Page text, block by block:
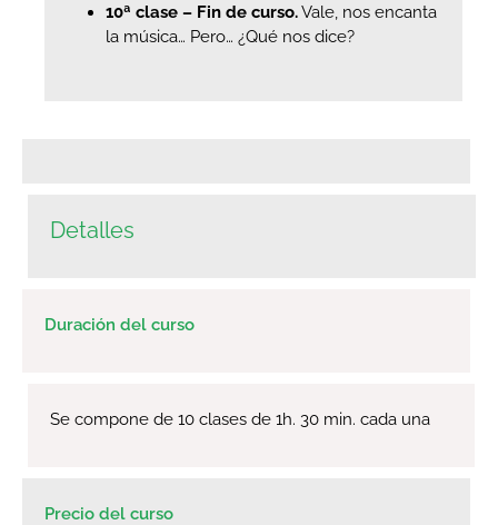
10ª clase – Fin de curso.Vale, nos encanta
la música… Pero… ¿Qué nos dice?
Detalles
Duración del curso
Se compone de 10 clases de 1h. 30 min. cada una
Precio del curso